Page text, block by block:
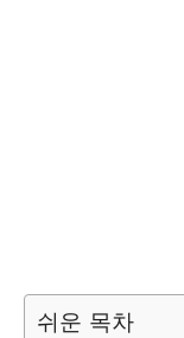
쉬운 목차